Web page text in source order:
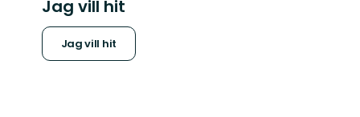
Jag vill hit
Jag vill hit